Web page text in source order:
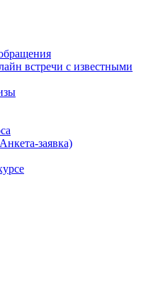
встречи с известными
заявка)